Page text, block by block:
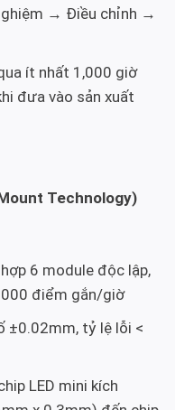
→ Điều chỉnh →
ít nhất 1,000 giờ
đưa vào sản xuất
Technology)
6 module độc lập,
điểm gắn/giờ
±0.02mm, tỷ lệ lỗi <
LED mini kích